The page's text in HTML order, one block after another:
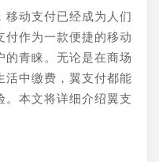
移动支付已经成为人们
付作为一款便捷的移动
的青睐。无论是在商场
活中缴费，翼支付都能
。本文将详细介绍翼支